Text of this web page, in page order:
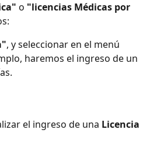
o "licencias Médicas por
, y seleccionar en el menú
haremos el ingreso de un
el ingreso de una Licencia